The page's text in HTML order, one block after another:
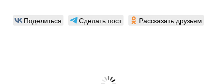
Поделиться Сделать пост Рассказать друзьям